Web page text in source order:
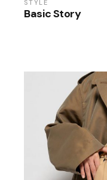
STYLE
Basic Story